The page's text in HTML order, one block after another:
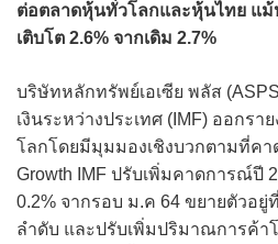
ต่อตลาดหุ้นทั่วโลกและหุ้นไทย แม้
เติบโต 2.6% จากเดิม 2.7%
บริษัทหลักทรัพย์เอเซีย พลัส
เงินระหว่างประเทศ (IMF) ออกร
โลกโดยมีมุมมองเชิงบวกตามที่คา
Growth IMF ปรับเพิ่มคาดการณ์ปี
0.2% จากรอบ ม.ค 64 ขยายตัวอยู่
ลำดับ และปรับเพิ่มปริมาณการค้าโ